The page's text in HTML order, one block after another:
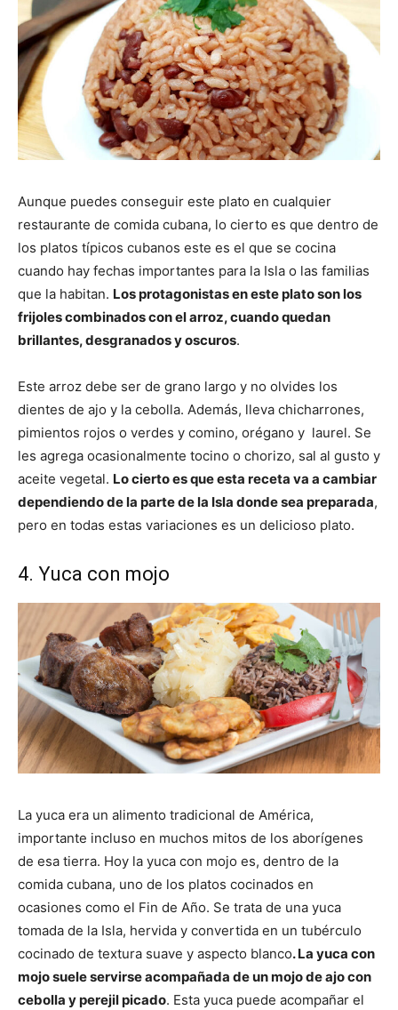
Aunque puedes conseguir este plato en cualquier
restaurante de comida cubana, lo cierto es que dentro de
los platos típicos cubanos este es el que se cocina
cuando hay fechas importantes para la Isla o las familias
que la habitan. Los protagonistas en este plato son los
frijoles combinados con el arroz, cuando quedan
brillantes, desgranados y oscuros.
Este arroz debe ser de grano largo y no olvides los
dientes de ajo y la cebolla. Además, lleva chicharrones,
pimientos rojos o verdes y comino, orégano y laurel. Se
les agrega ocasionalmente tocino o chorizo, sal al gusto y
aceite vegetal. Lo cierto es que esta receta va a cambiar
dependiendo de la parte de la Isla donde sea preparada,
pero en todas estas variaciones es un delicioso plato.
4. Yuca con mojo
La yuca era un alimento tradicional de América,
importante incluso en muchos mitos de los aborígenes
de esa tierra. Hoy la yuca con mojo es, dentro de la
comida cubana, uno de los platos cocinados en
ocasiones como el Fin de Año. Se trata de una yuca
tomada de la Isla, hervida y convertida en un tubérculo
cocinado de textura suave y aspecto blanco. La yuca con
mojo suele servirse acompañada de un mojo de ajo con
cebolla y perejil picado. Esta yuca puede acompañar el